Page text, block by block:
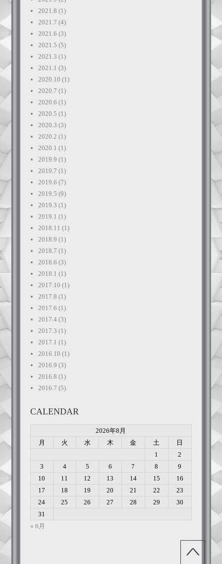
2021.8 (1)
2021.7 (4)
2021.6 (3)
2021.5 (5)
2021.3 (1)
2021.1 (3)
2020.10 (1)
2020.7 (1)
2020.6 (1)
2020.5 (1)
2020.3 (3)
2020.2 (1)
2020.1 (1)
2019.9 (1)
2019.7 (1)
2019.6 (7)
2019.5 (9)
2019.3 (1)
2019.1 (1)
2018.11 (1)
2018.9 (1)
2018.7 (1)
2018.6 (3)
2018.1 (1)
2017.10 (1)
2017.8 (1)
2017.6 (1)
2017.4(3)
2017.3 (1)
2017.1 (1)
2016.10 (1)
2016.9 (3)
2016.8 (1)
2016.7 (5)
CALENDAR
2026年8月
月
火 水 木 金 土
日
1
2
3
4 5 6 7 8
9
10
11 12 13 14 15
16
17
18 19 20 21 22
23
24
25 26 27 28 29
30
31
« 6月